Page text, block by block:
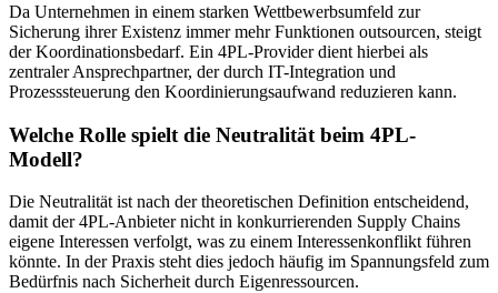
Da Unternehmen in einem starken Wettbewerbsumfeld zur
Sicherung ihrer Existenz immer mehr Funktionen outsourcen, steigt
der Koordinationsbedarf. Ein 4PL-Provider dient hierbei als
zentraler Ansprechpartner, der durch IT-Integration und
Prozesssteuerung den Koordinierungsaufwand reduzieren kann.
Welche Rolle spielt die Neutralität beim 4PL-
Modell?
Die Neutralität ist nach der theoretischen Definition entscheidend,
damit der 4PL-Anbieter nicht in konkurrierenden Supply Chains
eigene Interessen verfolgt, was zu einem Interessenkonflikt führen
könnte. In der Praxis steht dies jedoch häufig im Spannungsfeld zum
Bedürfnis nach Sicherheit durch Eigenressourcen.